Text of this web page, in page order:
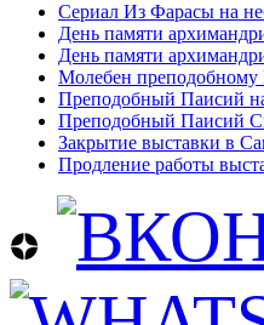
Сериал Из Фарасы на
День памяти
День памяти
Молебен преподобному
Преподобный Паисий
Преподобный Паисий
Закрытие выставки в
Продление работы